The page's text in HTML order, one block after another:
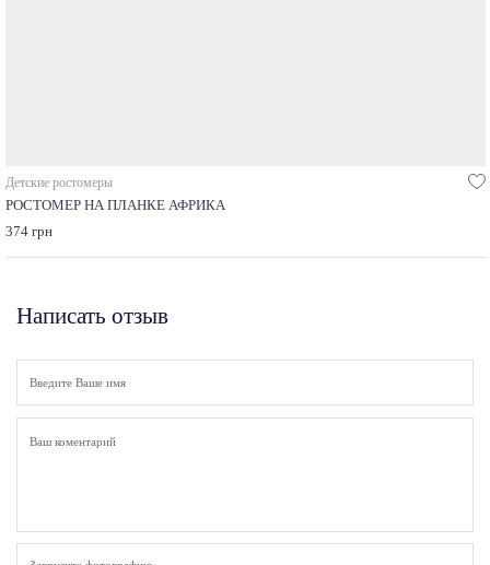
Детские ростомеры
РОСТОМЕР НА ПЛАНКЕ АФРИКА
374 грн
Написать отзыв